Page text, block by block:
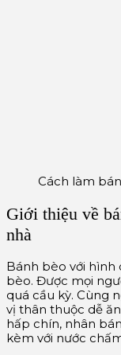
Cách làm
Giới thiệu về
nhà
Bánh bèo với hình
bèo. Được mọi
quá cầu kỳ. Cùng
vị thân thuộc dễ
hấp chín, nhân
kèm với nước